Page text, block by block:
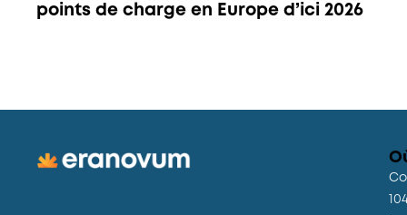
points de charge en Europe d’ici 2026